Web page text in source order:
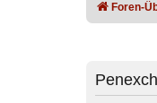
Foren-